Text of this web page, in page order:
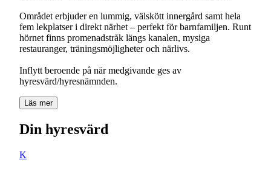
Området erbjuder en lummig, välskött innergård samt hela
fem lekplatser i direkt närhet – perfekt för barnfamiljen. Runt
hörnet finns promenadstråk längs kanalen, mysiga
restauranger, träningsmöjligheter och närlivs.
Inflytt beroende på när medgivande ges av
hyresvärd/hyresnämnden.
Läs mer
Din hyresvärd
K